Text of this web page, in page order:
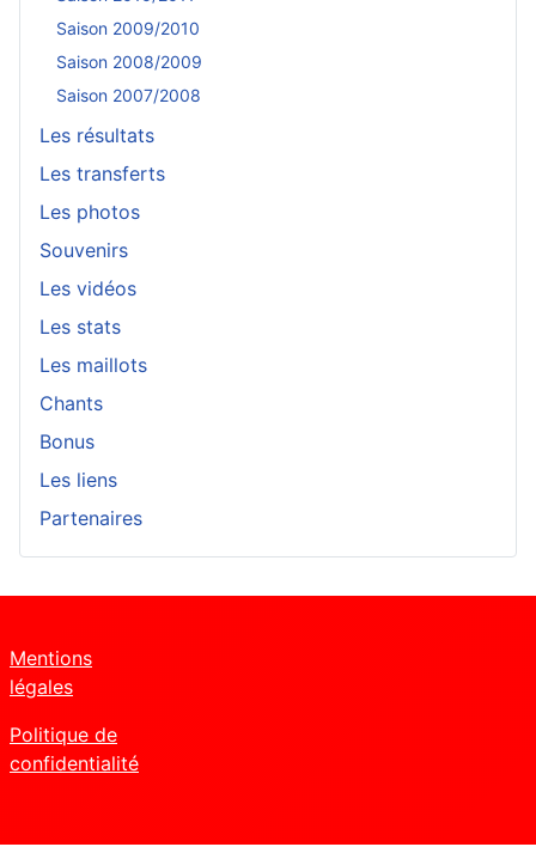
Saison 2009/2010
Saison 2008/2009
Saison 2007/2008
Les résultats
Les transferts
Les photos
Souvenirs
Les vidéos
Les stats
Les maillots
Chants
Bonus
Les liens
Partenaires
Mentions
légales
Politique de
confidentialité